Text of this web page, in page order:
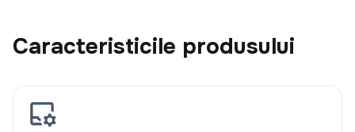
Caracteristicile produsului